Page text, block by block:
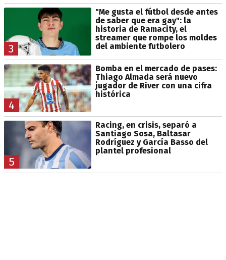
3
"Me gusta el fútbol desde antes
de saber que era gay": la
historia de Ramacity, el
streamer que rompe los moldes
del ambiente futbolero
4
Bomba en el mercado de pases:
Thiago Almada será nuevo
jugador de River con una cifra
histórica
5
Racing, en crisis, separó a
Santiago Sosa, Baltasar
Rodríguez y García Basso del
plantel profesional